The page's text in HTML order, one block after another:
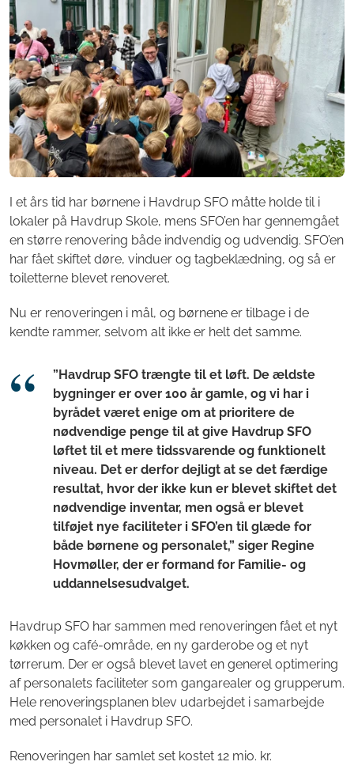
I et års tid har børnene i Havdrup SFO måtte holde til i
lokaler på Havdrup Skole, mens SFO’en har gennemgået
en større renovering både indvendig og udvendig. SFO’en
har fået skiftet døre, vinduer og tagbeklædning, og så er
toiletterne blevet renoveret.
Nu er renoveringen i mål, og børnene er tilbage i de
kendte rammer, selvom alt ikke er helt det samme.
”Havdrup SFO trængte til et løft. De ældste
bygninger er over 100 år gamle, og vi har i
byrådet været enige om at prioritere de
nødvendige penge til at give Havdrup SFO
løftet til et mere tidssvarende og funktionelt
niveau. Det er derfor dejligt at se det færdige
resultat, hvor der ikke kun er blevet skiftet det
nødvendige inventar, men også er blevet
tilføjet nye faciliteter i SFO’en til glæde for
både børnene og personalet,” siger Regine
Hovmøller, der er formand for Familie- og
uddannelsesudvalget.
Havdrup SFO har sammen med renoveringen fået et nyt
køkken og café-område, en ny garderobe og et nyt
tørrerum. Der er også blevet lavet en generel optimering
af personalets faciliteter som gangarealer og grupperum.
Hele renoveringsplanen blev udarbejdet i samarbejde
med personalet i Havdrup SFO.
Renoveringen har samlet set kostet 12 mio. kr.